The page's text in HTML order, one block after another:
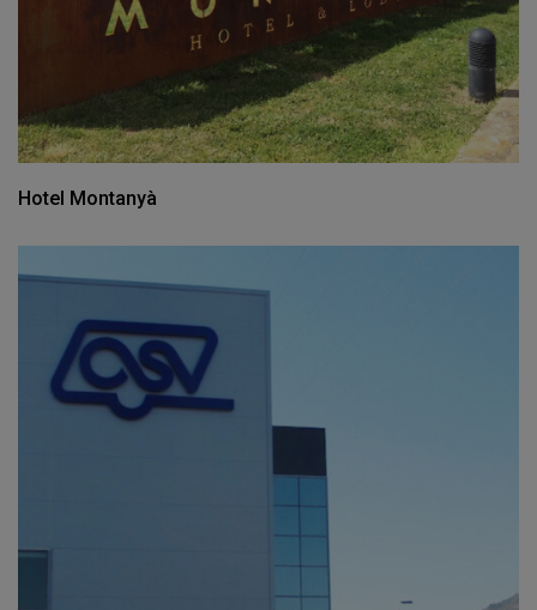
Hotel Montanyà